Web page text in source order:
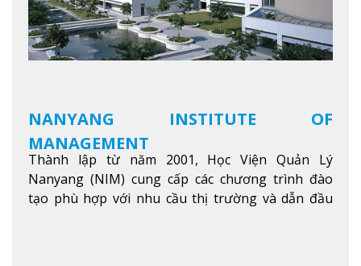
NANYANG INSTITUTE OF
MANAGEMENT
Thành lập từ năm 2001, Học Viện Quản Lý
Nanyang (NIM) cung cấp các chương trình đào
tạo phù hợp với nhu cầu thị trường và dẫn đầu